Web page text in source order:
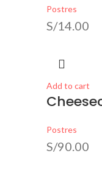
Postres
S/14.00
Add to cart
Postres
S/90.00